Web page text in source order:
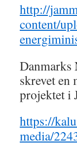
http://
content/
Danmarks
skrevet en
projektet i
https://
media/